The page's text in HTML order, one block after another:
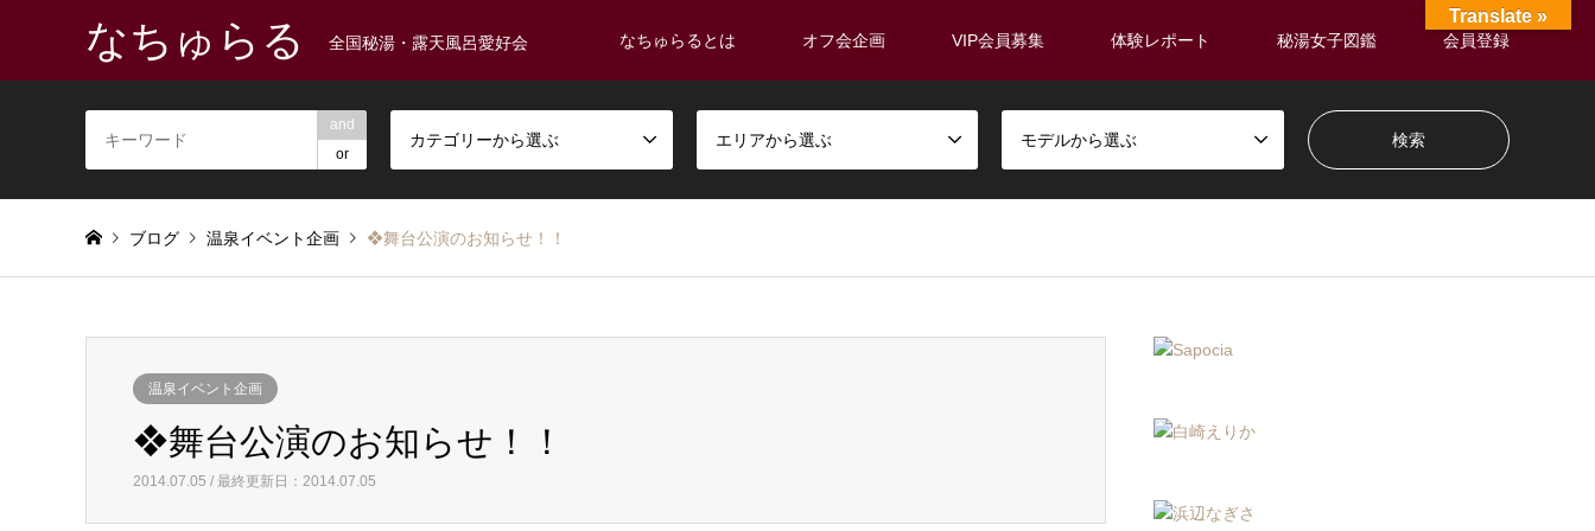
なちゅらる 全国秘湯・露天風呂愛好会 なちゅらるとは オフ会企画 VIP会員募集 体験レポート 秘湯女子図鑑 会員登録
and
or
カテゴリーから選ぶ エリアから選ぶ モデルから選ぶ
ブログ 温泉イベント企画 ❖舞台公演のお知らせ！！
温泉イベント企画
❖舞台公演のお知らせ！！
2014.07.05 / 最終更新日：2014.07.05
Translate »